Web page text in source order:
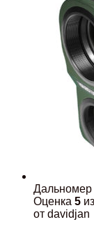
Дальномер
Оценка 5
от davidjan